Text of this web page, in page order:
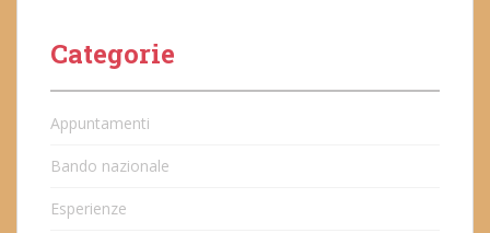
Categorie
Appuntamenti
Bando nazionale
Esperienze